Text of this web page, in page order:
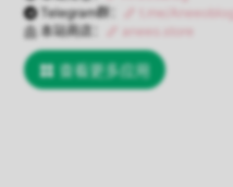
Telegram群：
t.me/Aneeoblog
本站商店：
aneeo.store
查看更多应用